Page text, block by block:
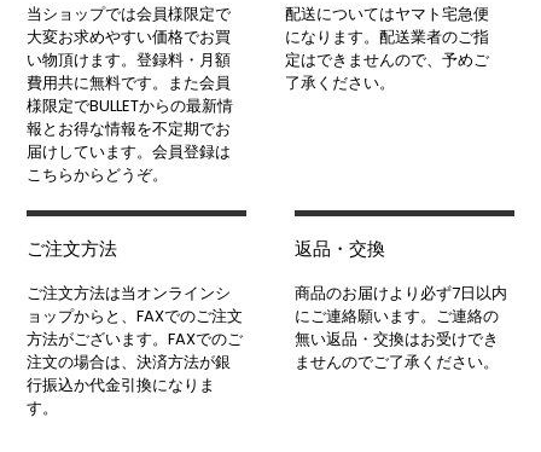
当ショップでは会員様限定で
大変お求めやすい価格でお買
い物頂けます。登録料・月額
費用共に無料です。また会員
様限定でBULLETからの最新情
報とお得な情報を不定期でお
届けしています。会員登録は
こちらからどうぞ。
配送についてはヤマト宅急便
になります。配送業者のご指
定はできませんので、予めご
了承ください。
ご注文方法
ご注文方法は当オンラインシ
ョップからと、FAXでのご注文
方法がございます。FAXでのご
注文の場合は、決済方法が銀
行振込か代金引換になりま
す。
返品・交換
商品のお届けより必ず7日以内
にご連絡願います。ご連絡の
無い返品・交換はお受けでき
ませんのでご了承ください。